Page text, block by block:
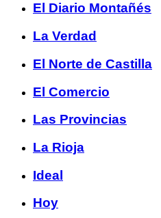
El Diario Montañés
La Verdad
El Norte de Castilla
El Comercio
Las Provincias
La Rioja
Ideal
Hoy